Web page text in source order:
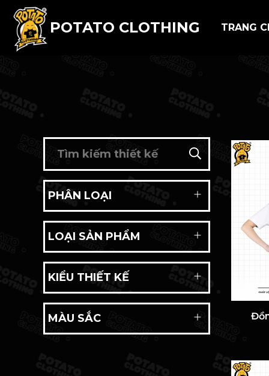
POTATO CLOTHING TRANG
PHÂN LOẠI
LOẠI SẢN PHẨM
KIỂU THIẾT KẾ
MÀU SẮC